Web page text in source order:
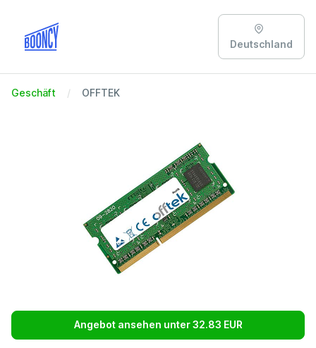
Deutschland
Geschäft OFFTEK
Angebot ansehen unter 32.83 EUR